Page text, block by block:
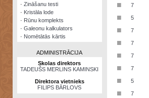
· Zināšanu testi
· Kristāla lode
· Rūnu komplekts
· Galeonu kalkulators
· Nomētātās kārtis
ADMINISTRĀCIJA
Skolas direktors
TADEUŠS MERLINS KAMINSKI
Direktora vietnieks
FILIPS BĀRLOVS
■ 7
■ 5
■ 7
■ 7
■ 7
■ 7
■ 5
■ 7